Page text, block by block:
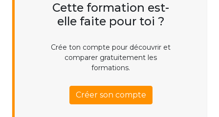
Cette formation est-
elle faite pour toi ?
Crée ton compte pour découvrir et
comparer gratuitement les
formations.
Créer son compte